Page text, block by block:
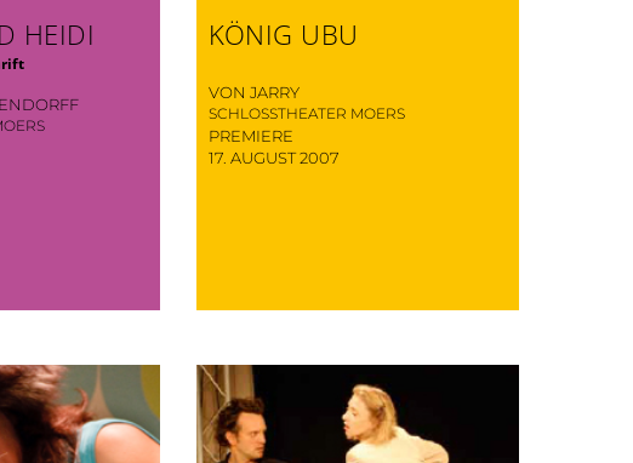
HEIDI KÖNIG UBU
VON JARRY
SCHLOSSTHEATER MOERS
PREMIERE
17. AUGUST 2007